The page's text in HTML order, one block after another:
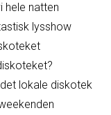
hele natten
lysshow
lokale diskotek